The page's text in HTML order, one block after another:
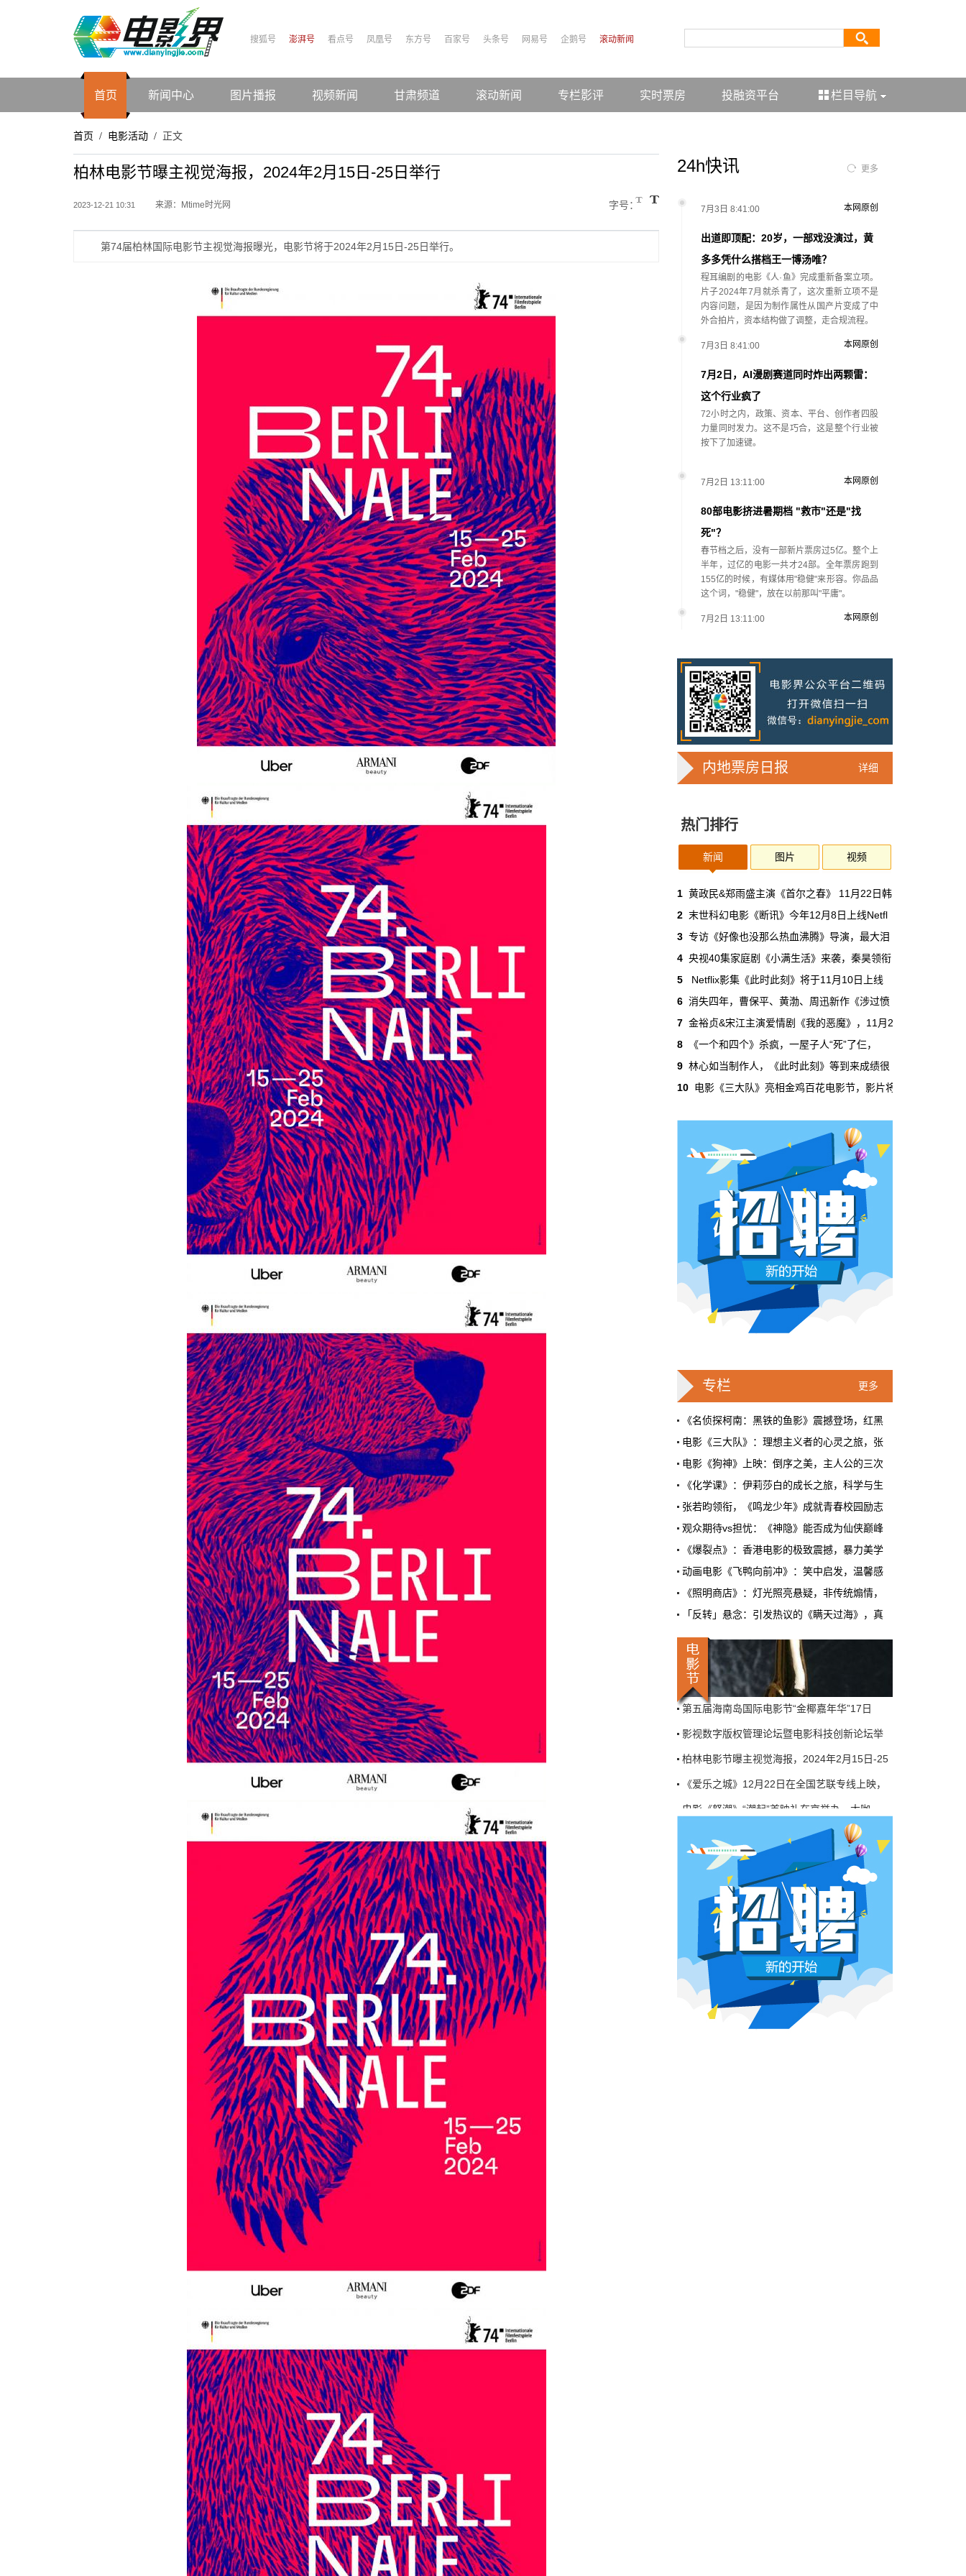
搜狐号 澎湃号 看点号 凤凰号 东方号 百家号 头条号 网易号 企鹅号 滚动新闻
首页 新闻中心 图片播报 视频新闻 甘肃频道 滚动新闻 专栏影评 实时票房 投融资平台 栏目导航
首页 / 电影活动 / 正文
柏林电影节曝主视觉海报，2024年2月15日-25日举行
2023-12-21 10:31 来源：Mtime时光网 字号：
第74届柏林国际电影节主视觉海报曝光，电影节将于2024年2月15日-25日举行。
24h快讯 更多
7月3日 8:41:00
出道即顶配：20岁，一部戏没演过，黄
多多凭什么搭档王一博汤唯？
程耳编剧的电影《人·鱼》完成重新备案立项。
片子2024年7月就杀青了，这次重新立项不是
内容问题，是因为制作属性从国产片变成了中
外合拍片，资本结构做了调整，走合规流程。
本网原创
7月3日 8:41:00
7月2日，AI漫剧赛道同时炸出两颗雷：
这个行业疯了
72小时之内，政策、资本、平台、创作者四股
力量同时发力。这不是巧合，这是整个行业被
按下了加速键。
本网原创
7月2日 13:11:00
80部电影挤进暑期档 "救市"还是"找
死"？
春节档之后，没有一部新片票房过5亿。整个上
半年，过亿的电影一共才24部。全年票房跑到
155亿的时候，有媒体用"稳健"来形容。你品品
这个词，"稳健"，放在以前那叫"平庸"。
本网原创
7月2日 13:11:00
路
2025年，真人实拍微短剧的上线数量占比约
71%，AI微短剧不到30%。到了2026年第一季
度，这个比例完全倒挂——真人实拍跌到
32%，AI飙升到68%。
本网原创
华策拿《西游记》赌AI那天，半个影视
一个做了几十年传统影视的头部公司，用这种
再是草根创业者的自嗨游戏，正规军来了。
本网原创
6月30日 11:34:00
7月1日起AI漫剧独立上户：30万以下
的，平台自己兜着
过去两年，AI漫剧用一种近乎无政府的方式，
吃掉了整个微短剧市场95%的产量，却几乎没
本网原创
6月29日 10:20:00
时间，年轻人在电影院里的占比缩水了一半还
多。20岁以下更夸张，从8.9%跌到2.9%，几
乎归零…
本网原创
6月29日 10:20:00
AI短剧赢了数量，真人短剧赢了命
2026年一季度，全行业上线微短剧12.8万部，
其中AI短剧12.2万部，占比超过95%。真人短
剧？只剩几千部。你猜这95%的AI短剧，拿走
了多少流量？
本网原创
6月28日 13:03:00
戛纳一句"Fuck AI"，喊出了多少电影人
高定，而是一句话。
本网原创
6月28日 9:25:00
周星驰跑去拍AI短剧了，电影院还剩什
么？
5月31号，横店。63岁的周星驰穿着黑色夹克
出现在《食神2026》的开机现场。这部短剧改
编自他30年前的经典电影，竖屏拍摄，AI辅助
制作，成本400万。预计9月上线。
本网原创
6月28日 9:25:00
短剧从业者在评论区集体破防。有人说"今年开
机率比去年腰斩"，有人说"演员片酬从日薪800
三天的东西，AI一天出八集，还比你好看…
本网原创
6月27日 10:01:00
9万块银幕，全年只卖400亿：电影院的
近80部中外影片，革命历史、喜剧、科幻、动
《玩具总动员5》、谢苗的《火遮眼》，该有的
牌都亮出来了。
6月27日 10:01:00
7万部AI短剧一夜下架，广电总局这次是
动真格的
6月24日，广电总局官网挂出了一份文件。没
有发布会，没有吹风会。就这么安安静静地，
把《微短剧发展管理办法（征求意见稿）》摆
到了所有人面前。
本网原创
6月26日 10:03:00
影视行业冷透了：167个人抢一个活，
顶流演员台上求工作
董子健领奖的时候说："我还是演员董子健，有
合适的角色可以找我，档期很空。"刘昊然在台
详细
内地票房日报
热门排行
新闻 图片 视频
1 黄政民&郑雨盛主演《首尔之春》 11月22日韩
2 末世科幻电影《断讯》今年12月8日上线Netfl
3 专访《好像也没那么热血沸腾》导演，最大泪
4 央视40集家庭剧《小满生活》来袭，秦昊领衔
5
Netflix影集《此时此刻》将于11月10日上线
6 消失四年，曹保平、黄渤、周迅新作《涉过愤
7 金裕贞&宋江主演爱情剧《我的恶魔》，11月2
8
《一个和四个》杀疯，一屋子人“死”了仨，
9 林心如当制作人，《此时此刻》等到来成绩很
10 电影《三大队》亮相金鸡百花电影节，影片将
更多
专栏
《名侦探柯南：黑铁的鱼影》震撼登场，红黑
电影《三大队》：理想主义者的心灵之旅，张
电影《狗神》上映：倒序之美，主人公的三次
《化学课》：伊莉莎白的成长之旅，科学与生
张若昀领衔，《鸣龙少年》成就青春校园励志
观众期待vs担忧：《神隐》能否成为仙侠巅峰
《爆裂点》：香港电影的极致震撼，暴力美学
动画电影《飞鸭向前冲》：笑中启发，温馨感
《照明商店》：灯光照亮悬疑，非传统煽情，
「反转」悬念：引发热议的《瞒天过海》，真
柏林电影节曝主视觉海报，2024年2月15日-25
电影《怒潮》上海路演， 业内同行高度认可
第五届海南岛国际电影节“金椰嘉年华”17日
影视数字版权管理论坛暨电影科技创新论坛举
柏林电影节曝主视觉海报，2024年2月15日-25
《爱乐之城》12月22日在全国艺联专线上映，
电影《怒潮》“潮起”首映礼在京举办，大咖
电影《怒潮》上海路演， 业内同行高度认可
《爱乐之城》中国特别放映，张新成清唱主题
第五届海南岛国际电影节“金椰嘉年华”17日
影视数字版权管理论坛暨电影科技创新论坛举